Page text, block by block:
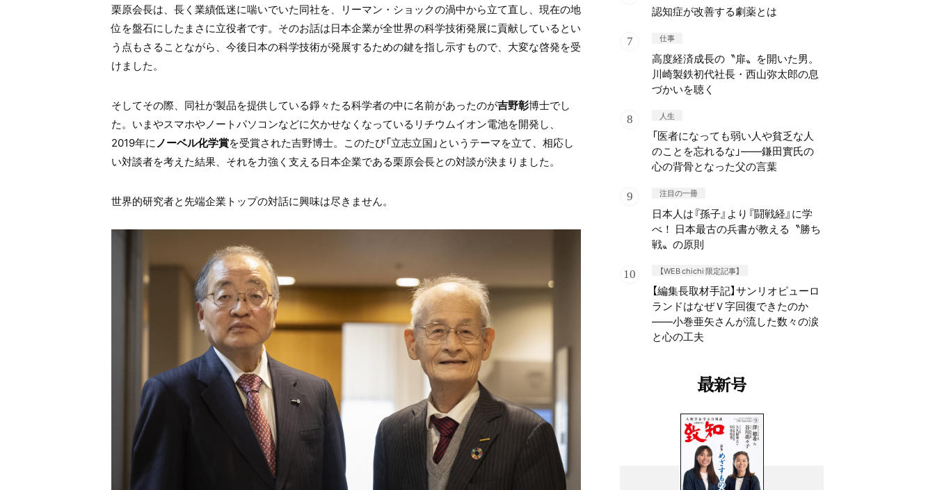
栗原会長は、長く業績低迷に喘いでいた同社を、リーマン・ショックの渦中から立て直し、現在の地
位を盤石にしたまさに立役者です。そのお話は日本企業が全世界の科学技術発展に貢献しているとい
う点もさることながら、今後日本の科学技術が発展するための鍵を指し示すもので、大変な啓発を受
けました。
そしてその際、同社が製品を提供している錚々たる科学者の中に名前があったのが吉野彰博士でし
た。いまやスマホやノートパソコンなどに欠かせなくなっているリチウムイオン電池を開発し、
2019年にノーベル化学賞を受賞された吉野博士。このたび「立志立国」というテーマを立て、相応し
い対談者を考えた結果、それを力強く支える日本企業である栗原会長との対談が決まりました。
世界的研究者と先端企業トップの対話に興味は尽きません。
認知症が改善する劇薬とは
仕事
高度経済成長の〝扉〟を開いた男。
川崎製鉄初代社長・西山弥太郎の息
づかいを聴く
人生
「医者になっても弱い人や貧乏な人
のことを忘れるな」——鎌田實氏の
心の背骨となった父の言葉
注目の一冊
日本人は『孫子』より『闘戦経』に学
べ！ 日本最古の兵書が教える〝勝ち
戦〟の原則
【WEB chichi 限定記事】
【編集長取材手記】サンリオピューロ
ランドはなぜＶ字回復できたのか
——小巻亜矢さんが流した数々の涙
と心の工夫
最新号